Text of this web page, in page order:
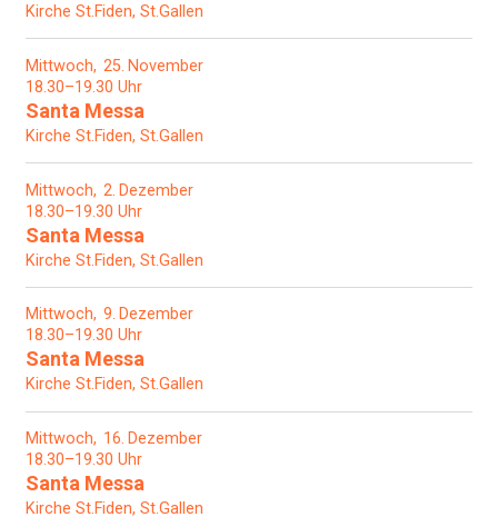
Kirche St.Fiden, St.Gallen
Mittwoch 25 November
18.30–19.30 Uhr
Santa Messa
Kirche St.Fiden, St.Gallen
Mittwoch 2 Dezember
18.30–19.30 Uhr
Santa Messa
Kirche St.Fiden, St.Gallen
Mittwoch 9 Dezember
18.30–19.30 Uhr
Santa Messa
Kirche St.Fiden, St.Gallen
Mittwoch 16 Dezember
18.30–19.30 Uhr
Santa Messa
Kirche St.Fiden, St.Gallen